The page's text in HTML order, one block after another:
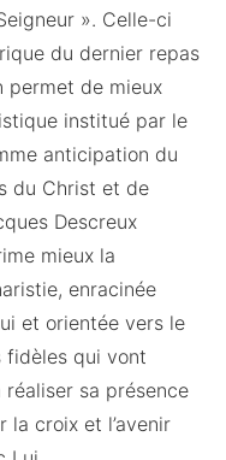
». Celle-ci
du dernier repas
permet de mieux
institué par le
anticipation du
du Christ et de
Descreux
mieux la
enracinée
et orientée vers le
fidèles qui vont
sa présence
la croix et l’avenir